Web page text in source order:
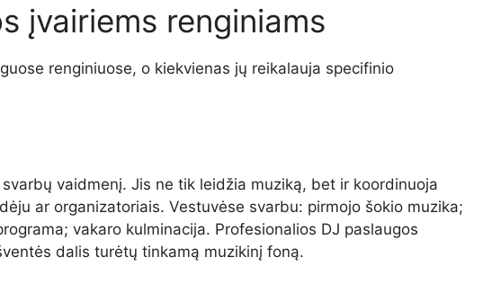
įvairiems renginiams
renginiuose, o kiekvienas jų reikalauja specifinio
vaidmenį. Jis ne tik leidžia muziką, bet ir koordinuoja
ar organizatoriais. Vestuvėse svarbu: pirmojo šokio muzika;
vakaro kulminacija. Profesionalios DJ paslaugos
dalis turėtų tinkamą muzikinį foną.